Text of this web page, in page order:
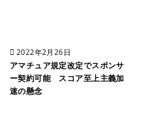
2022年2月26日
アマチュア規定改定でスポンサ
ー契約可能 スコア至上主義加
速の懸念